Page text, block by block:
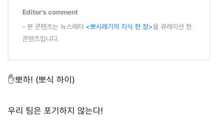
Editor's comment
- 본 콘텐츠는 뉴스레터 <뽀시래기의 지식 한 장>을 큐레이션 한
콘텐츠입니다.
✋뽀하! (뽀식 하이)
우리 팀은 포기하지 않는다!